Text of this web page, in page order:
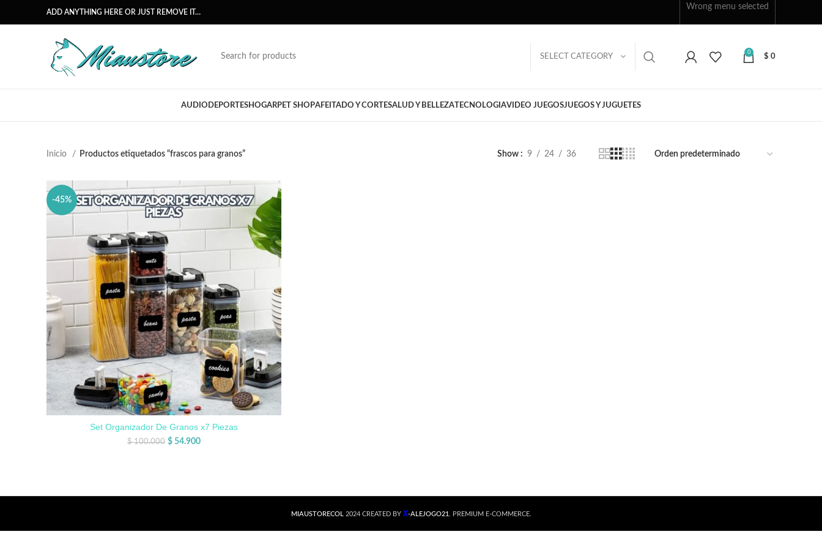
ADD ANYTHING HERE OR JUST REMOVE IT…
Wrong menu selected
SELECT CATEGORY
0
$ 0
AUDIO DEPORTESHOGARPET SHOPAFEITADO Y CORTESALUD Y BELLEZATECNOLOGIAVIDEO JUEGOSJUEGOS Y JUGUETES
Inicio Productos etiquetados “frascos para granos” Show 9 24 36
-45%
Set Organizador De Granos x7 Piezas
$100.000 $ 54.900
MIAUSTORECOL 2024 CREATED BY X-ALEJOGO21 . PREMIUM E-COMMERCE.